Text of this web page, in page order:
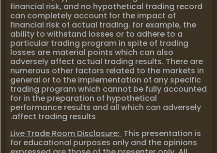
financial risk, and no hypothetical trading record
can completely account for the impact of
financial risk of actual trading. for example, the
ability to withstand losses or to adhere to a
particular trading program in spite of trading
losses are material points which can also
adversely affect actual trading results. There are
numerous other factors related to the markets in
general or to the implementation of any specific
trading program which cannot be fully accounted
for in the preparation of hypothetical
performance results and all which can adversely
affect trading results.
Live Trade Room Disclosure: This presentation is
for educational purposes only and the opinions